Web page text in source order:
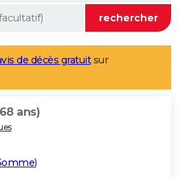
de décès gratuitsur
ans)
)